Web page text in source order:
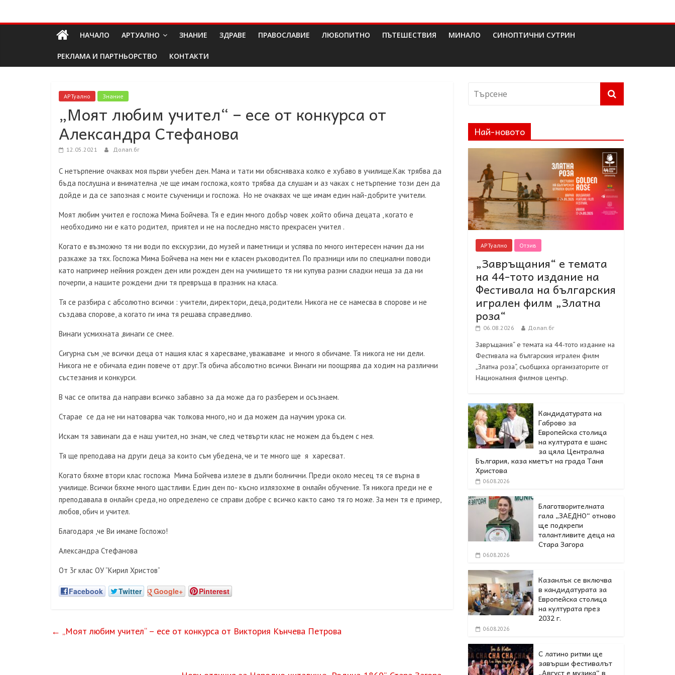
Долап
БГ
пътешествия|
мода|
събития|
кухня|
реклама|
минало|
НАЧАЛО АРТУАЛНО ЗНАНИЕ ЗДРАВЕ ПРАВОСЛАВИЕ ЛЮБОПИТНО ПЪТЕШЕСТВИЯ МИНАЛО СИНОПТИЧНИ СУТРИН
РЕКЛАМА И ПАРТНЬОРСТВО КОНТАКТИ
АРТуално Знание
„Моят любим учител“ – есе от конкурса от
Александра Стефанова
12.05.2021 Долап.бг
С нетърпение очаквах моя първи учебен ден. Мама и тати ми обясняваха колко е хубаво в училище.Как трябва да
бъда послушна и внимателна ,че ще имам госпожа, която трябва да слушам и аз чаках с нетърпение този ден да
дойде и да се запозная с моите съученици и госпожа. Но не очаквах че ще имам един най-добрите учители.
Моят любим учител е госпожа Мима Бойчева. Тя е един много добър човек ,който обича децата , когато е
необходимо ни е като родител, приятел и не на последно място прекрасен учител .
Когато е възможно тя ни води по екскурзии, до музей и паметници и успява по много интересен начин да ни
разкаже за тях. Госпожа Мима Бойчева на мен ми е класен ръководител. По празници или по специални поводи
като например нейния рожден ден или рожден ден на училището тя ни купува разни сладки неща за да ни
почерпи, а нашите рождени дни тя превръща в празник на класа.
Тя се разбира с абсолютно всички : учители, директори, деца, родители. Никога не се намесва в спорове и не
създава спорове, а когато ги има тя решава справедливо.
Винаги усмихната ,винаги се смее.
Сигурна съм ,че всички деца от нашия клас я харесваме, уважаваме и много я обичаме. Тя никога не ни дели.
Никога не е обичала един повече от друг.Тя обича абсолютно всички. Винаги ни поощрява да ходим на различни
състезания и конкурси.
В час се опитва да направи всичко забавно за да може да го разберем и осъзнаем.
Старае се да не ни натоварва чак толкова много, но и да можем да научим урока си.
Искам тя завинаги да е наш учител, но знам, че след четвърти клас не можем да бъдем с нея.
Тя ще преподава на други деца за които съм убедена, че и те много ще я харесват.
Когато бяхме втори клас госпожа Мима Бойчева излезе в дълги болнични. Преди около месец тя се върна в
училище. Всички бяхме много щастливи. Един ден по- късно излязохме в онлайн обучение. Тя никога преди не е
преподавала в онлайн среда, но определено се справи добре с всичко както само тя го може. За мен тя е пример,
любов, обич и учител.
Благодаря ,че Ви имаме Госпожо!
Александра Стефанова
От 3г клас ОУ “Кирил Христов“
Facebook Twitter Google+ Pinterest
← „Моят любим учител“ – есе от конкурса от Виктория Кънчева Петрова
Най-новото
АРТуално Отзив
„Завръщания“ е темата
на 44-тото издание на
Фестивала на българския
игрален филм „Златна
роза“
06.08.2026 Долап.бг
Завръщания“ е темата на 44-тото издание на
Фестивала на българския игрален филм
„Златна роза“, съобщиха организаторите от
Националния филмов център.
Кандидатурата на
Габрово за
Европейска столица
на културата е шанс
за цяла Централна
България, каза кметът на града Таня
Христова
06.08.2026
Благотворителната
гала „ЗАЕДНО“ отново
ще подкрепи
талантливите деца на
Стара Загора
06.08.2026
Казанлък се включва
в кандидатурата за
Европейска столица
на културата през
2032 г.
06.08.2026
С латино ритми ще
завърши фестивалът
„Август е музика“ в